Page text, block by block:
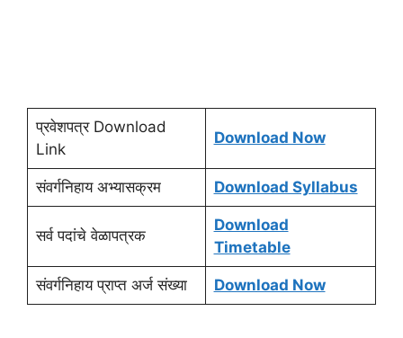
प्रवेशपत्र Download
Link
Download Now
संवर्गनिहाय अभ्यासक्रम Download Syllabus
सर्व पदांचे वेळापत्रक
Download
Timetable
संवर्गनिहाय प्राप्त अर्ज संख्या Download Now